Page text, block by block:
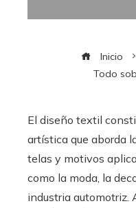
Inicio
Todo
El diseño textil
artística que aborda
telas y motivos
como la moda, la
industria automotriz.